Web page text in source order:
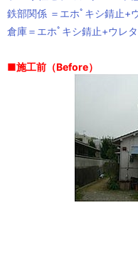
鉄部関係 ＝エホﾟキシ錆止+
倉庫＝エホﾟキシ錆止+ウレ
■施工前（Before）